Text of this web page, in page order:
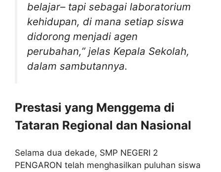
belajar– tapi sebagai laboratorium
kehidupan, di mana setiap siswa
didorong menjadi agen
perubahan,” jelas Kepala Sekolah,
dalam sambutannya.
Prestasi yang Menggema di
Tataran Regional dan Nasional
Selama dua dekade, SMP NEGERI 2
PENGARON telah menghasilkan puluhan siswa